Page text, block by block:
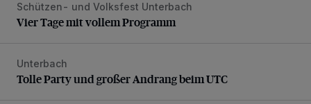
Vier Tage mit vollem Programm
Schützen- und Volksfest Unterbach
Vier Tage mit vollem Programm
Tolle Party und großer Andrang beim UTC
Unterbach
Tolle Party und großer Andrang beim UTC